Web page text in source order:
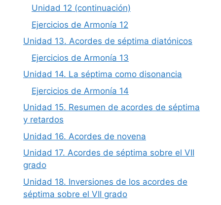
Unidad 12 (continuación)
Ejercicios de Armonía 12
Unidad 13. Acordes de séptima diatónicos
Ejercicios de Armonía 13
Unidad 14. La séptima como disonancia
Ejercicios de Armonía 14
Unidad 15. Resumen de acordes de séptima
y retardos
Unidad 16. Acordes de novena
Unidad 17. Acordes de séptima sobre el VII
grado
Unidad 18. Inversiones de los acordes de
séptima sobre el VII grado